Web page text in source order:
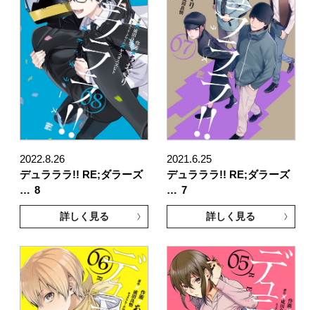
2022.8.26
デュラララ!! RE;ダラーズ
… 8
詳しく見る
2021.6.25
デュラララ!! RE;ダラーズ
… 7
詳しく見る